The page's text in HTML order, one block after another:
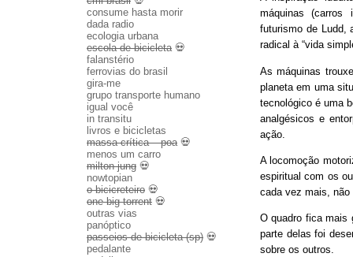
máquinas (carros
futurismo de Ludd,
radical à “vida
As máquinas
planeta em uma
tecnológico é uma
analgésicos e
ação.
A locomoção
espiritual com os
cada vez mais,
O quadro fica mais
parte delas foi
sobre os outros.
consume hasta morir
dada radio
ecologia urbana
escola de bicicleta💀
falanstério
ferrovias do brasil
gira-me
grupo transporte humano
igual você
in transitu
livros e bicicletas
massa crítica – poa💀
menos um carro
milton jung 💀
nowtopian
o bicicreteiro 💀
one big torrent 💀
outras vias
panóptico
passeios de bicicleta (sp) 💀
pedalante